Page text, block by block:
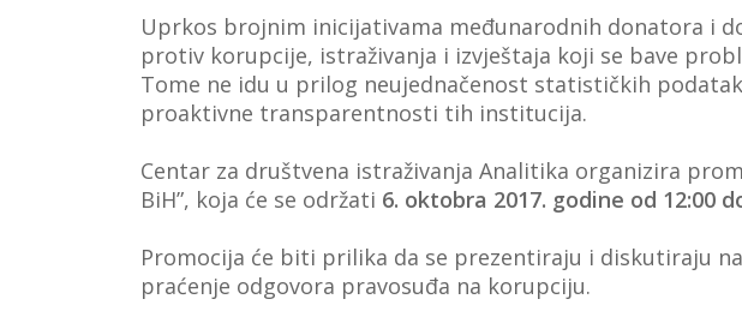
Uprkos brojnim inicijativama međunarodnih donatora i
protiv korupcije, istraživanja i izvještaja koji se bave
Tome ne idu u prilog neujednačenost statističkih
proaktivne transparentnosti tih institucija.
Centar za društvena istraživanja Analitika organizira
BiH”, koja će se održati 6. oktobra 2017. godine od 12:00
Promocija će biti prilika da se prezentiraju i diskutiraju
praćenje odgovora pravosuđa na korupciju.